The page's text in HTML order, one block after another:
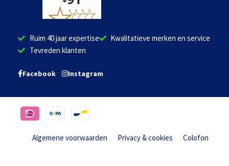
Ruim 40 jaar expertise
Kwalitatieve merken en service
Tevreden klanten
Facebook Instagram
Algemene voorwaarden Privacy & cookies Colofon